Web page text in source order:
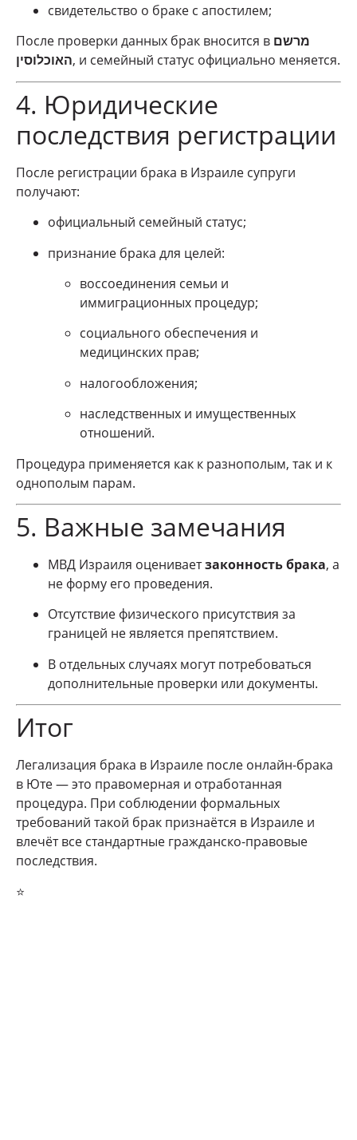
свидетельство о браке с апостилем;
После проверки данных брак вносится в מרשם
האוכלוסין, и семейный статус официально меняется.
4. Юридические
последствия регистрации
После регистрации брака в Израиле супруги
получают:
официальный семейный статус;
признание брака для целей:
воссоединения семьи и
иммиграционных процедур;
социального обеспечения и
медицинских прав;
налогообложения;
наследственных и имущественных
отношений.
Процедура применяется как к разнополым, так и к
однополым парам.
5. Важные замечания
МВД Израиля оцениваетзаконность брака, а
не форму его проведения.
Отсутствие физического присутствия за
границей не является препятствием.
В отдельных случаях могут потребоваться
дополнительные проверки или документы.
Итог
Легализация брака в Израиле после онлайн-брака
в Юте — это правомерная и отработанная
процедура. При соблюдении формальных
требований такой брак признаётся в Израиле и
влечёт все стандартные гражданско-правовые
последствия.
⭐